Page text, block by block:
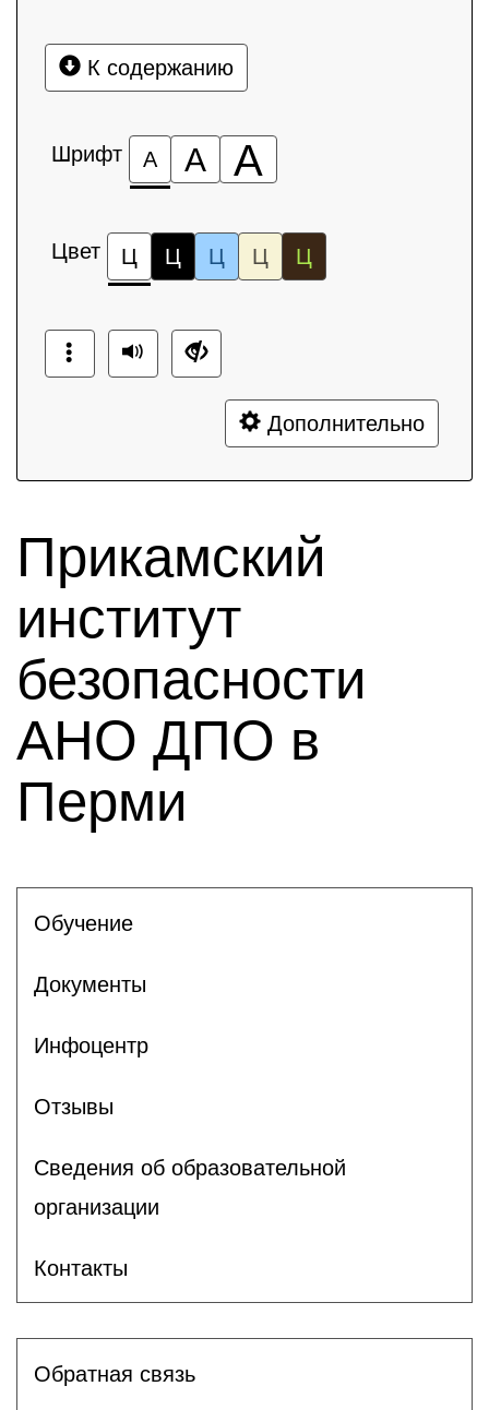
К содержанию
Шрифт А А А
Цвет Ц Ц Ц Ц Ц
Дополнительно
Прикамский
институт
безопасности
АНО ДПО в
Перми
Обучение
Документы
Инфоцентр
Отзывы
Сведения об образовательной
организации
Контакты
Обратная связь